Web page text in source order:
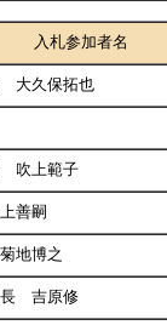
入札参加者名
大久保拓也
吹上範子
善嗣
地博之
長 吉原修